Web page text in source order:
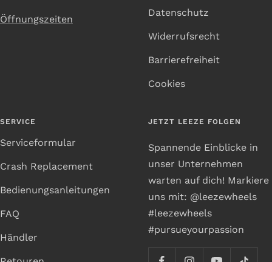
Öffnungszeiten
Datenschutz
Widerrufsrecht
Barrierefreiheit
Cookies
SERVICE
Serviceformular
Crash Replacement
Bedienungsanleitungen
FAQ
Händler
JETZT LEEZE FOLGEN
Spannende Einblicke in
unser Unternehmen
warten auf dich! Markiere
uns mit: @leezewheels
#leezewheels
#pursueyourpassion